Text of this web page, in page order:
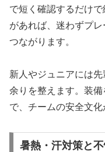
で短く確認するだけ
があれば、迷わずプ
つながります。
新人やジュニアには
余りを整えます。装
で、チームの安全文化
暑熱・汗対策と